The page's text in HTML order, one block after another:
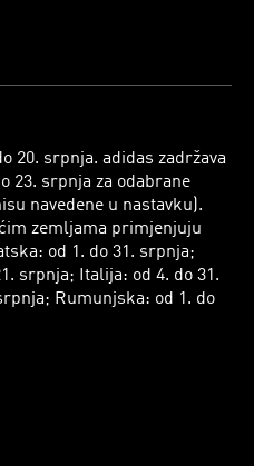
20. srpnja. adidas zadržava
23. srpnja za odabrane
navedene u nastavku).
zemljama primjenjuju
od 1. do 31. srpnja;
srpnja; Italija: od 4. do 31.
Rumunjska: od 1. do